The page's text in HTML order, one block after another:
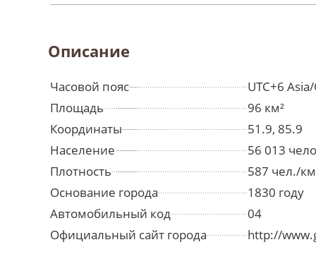
Описание
Часовой пояс
UTC+6
Площадь
96 км²
Координаты
51.9, 85.9
Население
56 013
Плотность
587 чел./
Основание города
1830 году
Автомобильный код
04
Официальный сайт города
http://